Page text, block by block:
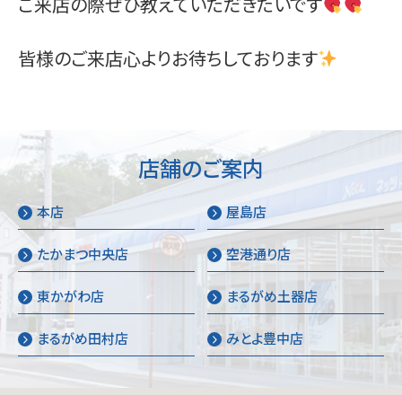
皆様のご来店心よりお待ちしております
店舗のご案内
本店 屋島店
たかまつ中央店 空港通り店
東かがわ店 まるがめ土器店
まるがめ田村店 みとよ豊中店